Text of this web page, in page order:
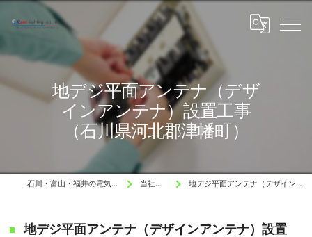
地デジ平面アンテナ（デザ
インアンテナ）設置工事
（石川県河北郡津幡町）
石川・富山・福井の電気工事と水道工事はCzen Lighting 電工 当社の施工例 Blog 地デジ平面アンテナ（デザインアンテナ）設置工事（石川県かほく市津幡町）
地デジ平面アンテナ（デザインアンテナ）設置